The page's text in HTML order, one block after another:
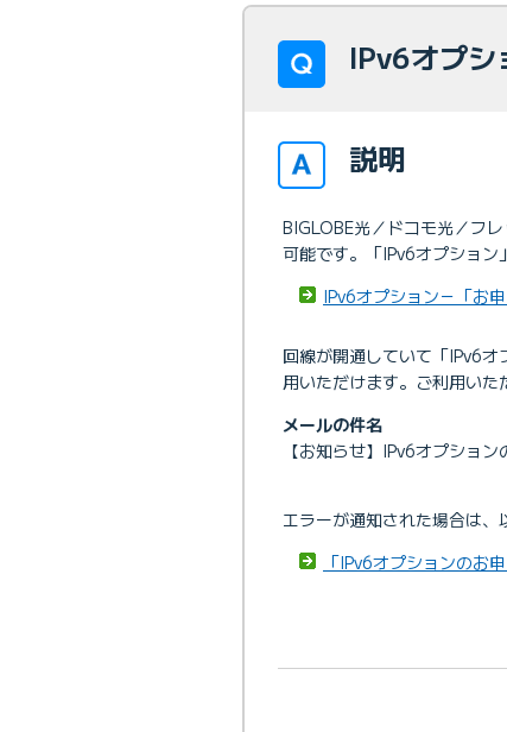
IPv6オプシ
説明
BIGLOBE光／ドコモ光／フ
可能です。「IPv6オプション
IPv6オプション－「お申
回線が開通していて「IPv6
用いただけます。ご利用いた
メールの件名
【お知らせ】IPv6オプショ
エラーが通知された場合は、
「IPv6オプションのお